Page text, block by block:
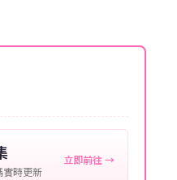
。
處理您的代儲需求，確
。
實時更新
立即前往 →